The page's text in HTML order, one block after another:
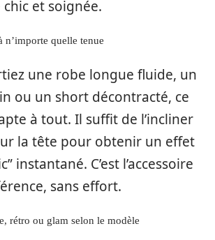
et soignée.
n’importe quelle tenue
une robe longue fluide, un
ou un short décontracté, ce
à tout. Il suffit de l’incliner
la tête pour obtenir un effet
instantané. C’est l’accessoire
sans effort.
rétro ou glam selon le modèle